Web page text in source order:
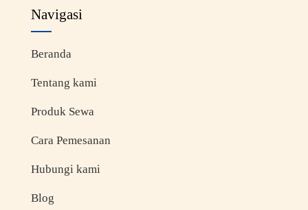
Navigasi
Beranda
Tentang kami
Produk Sewa
Cara Pemesanan
Hubungi kami
Blog